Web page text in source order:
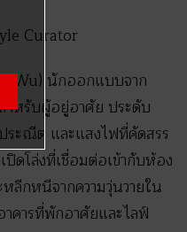
Wu) นักออกแบบจาก
ำหรับผู้อยู่อาศัย ประดับ
ะณีต และแสงไฟที่คัดสรร
ดโล่งที่เชื่อมต่อเข้ากับห้อง
ลีกหนีจากความวุ่นวายใน
คารที่พักอาศัยและไลฟ์